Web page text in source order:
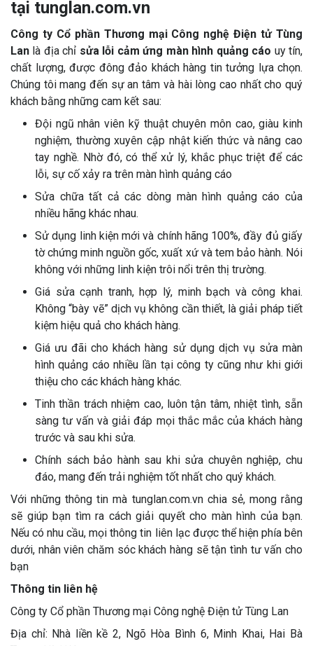
tại tunglan.com.vn
Công ty Cổ phần Thương mại Công nghệ Điện tử Tùng
Lan là địa chỉ sửa lỗi cảm ứng màn hình quảng cáo uy tín,
chất lượng, được đông đảo khách hàng tin tưởng lựa chọn.
Chúng tôi mang đến sự an tâm và hài lòng cao nhất cho quý
khách bằng những cam kết sau:
Đội ngũ nhân viên kỹ thuật chuyên môn cao, giàu kinh
nghiệm, thường xuyên cập nhật kiến thức và nâng cao
tay nghề. Nhờ đó, có thể xử lý, khắc phục triệt để các
lỗi, sự cố xảy ra trên màn hình quảng cáo
Sửa chữa tất cả các dòng màn hình quảng cáo của
nhiều hãng khác nhau.
Sử dụng linh kiện mới và chính hãng 100%, đầy đủ giấy
tờ chứng minh nguồn gốc, xuất xứ và tem bảo hành. Nói
không với những linh kiện trôi nổi trên thị trường.
Giá sửa cạnh tranh, hợp lý, minh bạch và công khai.
Không “bày vẽ” dịch vụ không cần thiết, là giải pháp tiết
kiệm hiệu quả cho khách hàng.
Giá ưu đãi cho khách hàng sử dụng dịch vụ sửa màn
hình quảng cáo nhiều lần tại công ty cũng như khi giới
thiệu cho các khách hàng khác.
Tinh thần trách nhiệm cao, luôn tận tâm, nhiệt tình, sẵn
sàng tư vấn và giải đáp mọi thắc mắc của khách hàng
trước và sau khi sửa.
Chính sách bảo hành sau khi sửa chuyên nghiệp, chu
đáo, mang đến trải nghiệm tốt nhất cho quý khách.
Với những thông tin mà tunglan.com.vn chia sẻ, mong rằng
sẽ giúp bạn tìm ra cách giải quyết cho màn hình của bạn.
Nếu có nhu cầu, mọi thông tin liên lạc được thể hiện phía bên
dưới, nhân viên chăm sóc khách hàng sẽ tận tình tư vấn cho
bạn
Thông tin liên hệ
Công ty Cổ phần Thương mại Công nghệ Điện tử Tùng Lan
Địa chỉ: Nhà liền kề 2, Ngõ Hòa Bình 6, Minh Khai, Hai Bà